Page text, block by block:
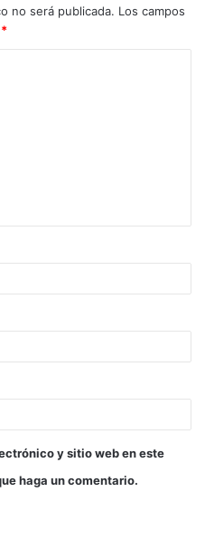
no será publicada. Los campos
*
y sitio web en este
haga un comentario.